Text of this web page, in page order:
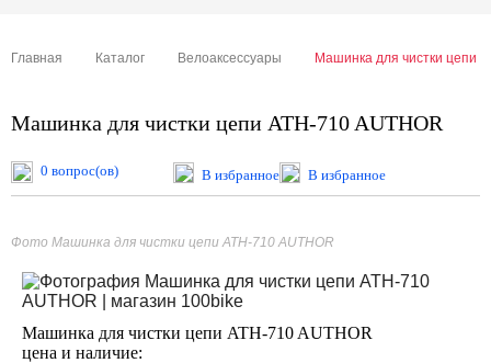
Главная Каталог Велоаксессуары Машинка для чистки цепи
Машинка для чистки цепи ATH-710 AUTHOR
0 вопрос(ов) В избранное В избранное
Фото Машинка для чистки цепи ATH-710 AUTHOR
Машинка для чистки цепи ATH-710 AUTHOR
цена и наличие: